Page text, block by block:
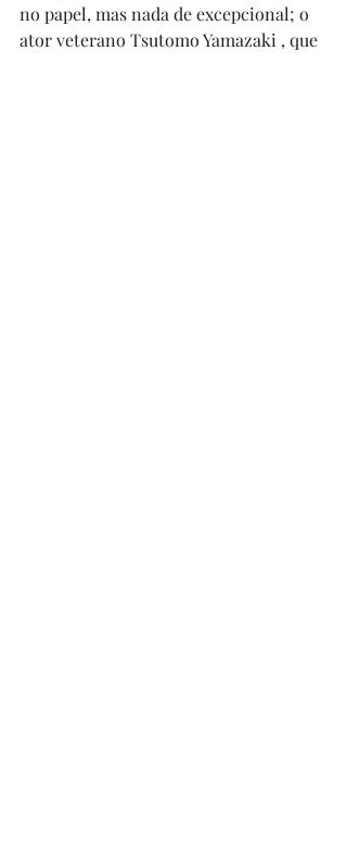
no papel, mas nada de excepcional; o
ator veterano Tsutomo Yamazaki , que